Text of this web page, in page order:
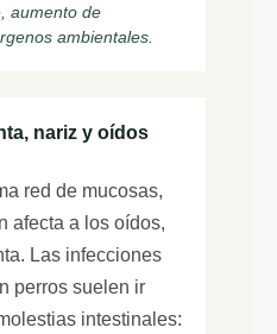
aumento de
ambientales.
nariz y oídos
red de mucosas,
afecta a los oídos,
Las infecciones
perros suelen ir
intestinales: